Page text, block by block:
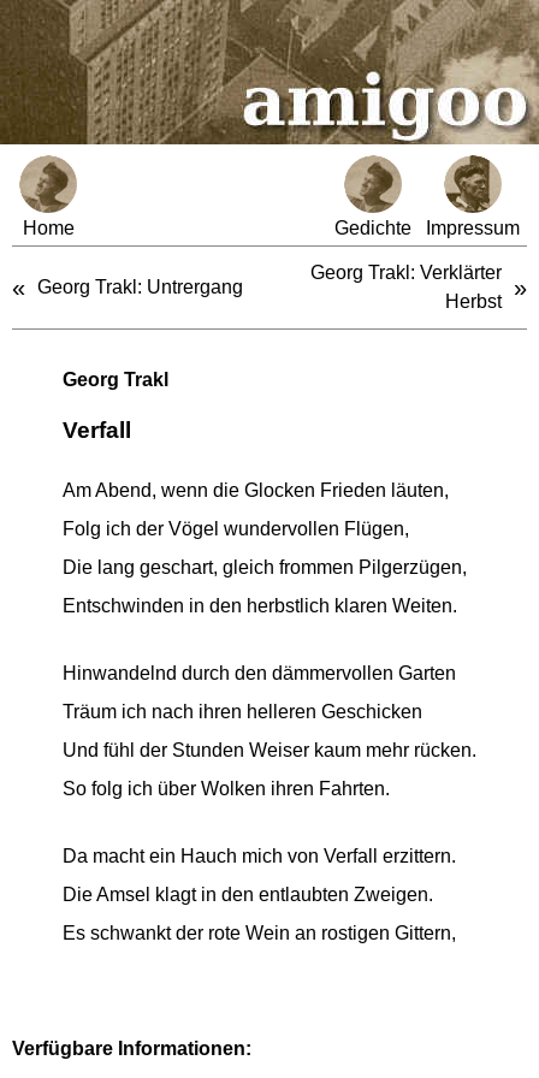
Home Gedichte Impressum
« Georg Trakl: Untrergang
Georg Trakl: Verklärter
Herbst
»
Georg Trakl
Verfall
Am Abend, wenn die Glocken Frieden läuten,
Folg ich der Vögel wundervollen Flügen,
Die lang geschart, gleich frommen Pilgerzügen,
Entschwinden in den herbstlich klaren Weiten.
Hinwandelnd durch den dämmervollen Garten
Träum ich nach ihren helleren Geschicken
Und fühl der Stunden Weiser kaum mehr rücken.
So folg ich über Wolken ihren Fahrten.
Da macht ein Hauch mich von Verfall erzittern.
Die Amsel klagt in den entlaubten Zweigen.
Es schwankt der rote Wein an rostigen Gittern,
Verfügbare Informationen: